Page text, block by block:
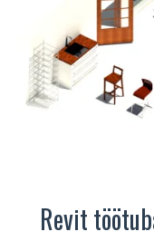
Revit